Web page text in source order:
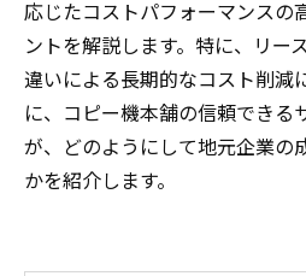
応じたコストパフォーマンスの
ントを解説します。特に、リー
違いによる長期的なコスト削減
に、コピー機本舗の信頼できる
が、どのようにして地元企業の
かを紹介します。